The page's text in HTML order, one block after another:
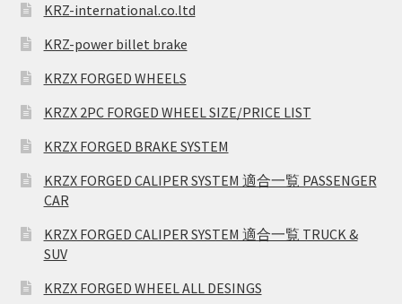
KRZ-international.co.ltd
KRZ-power billet brake
KRZX FORGED WHEELS
KRZX 2PC FORGED WHEEL SIZE/PRICE LIST
KRZX FORGED BRAKE SYSTEM
KRZX FORGED CALIPER SYSTEM 適合一覧 PASSENGER
CAR
KRZX FORGED CALIPER SYSTEM 適合一覧 TRUCK &
SUV
KRZX FORGED WHEEL ALL DESINGS